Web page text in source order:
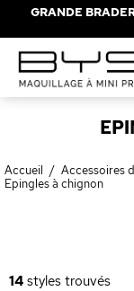
GRANDE
Accueil / Accessoires
Epingles à chignon
14 styles trouvés
Mascara
Solaire
Mascara
Solaire